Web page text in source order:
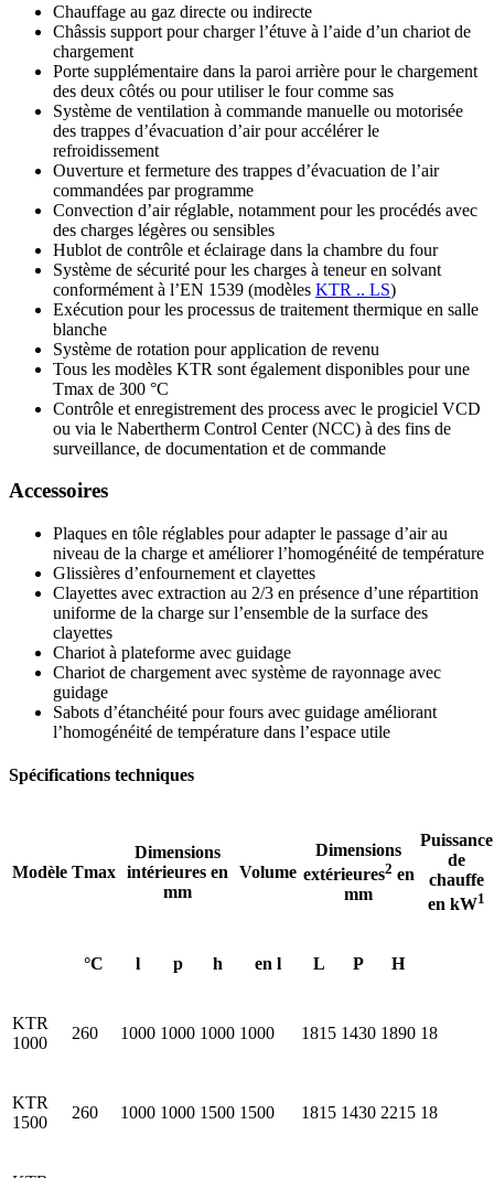
Chauffage au gaz directe ou indirecte
Châssis support pour charger l’étuve à l’aide d’un chariot de
chargement
Porte supplémentaire dans la paroi arrière pour le chargement
des deux côtés ou pour utiliser le four comme sas
Système de ventilation à commande manuelle ou motorisée
des trappes d’évacuation d’air pour accélérer le
refroidissement
Ouverture et fermeture des trappes d’évacuation de l’air
commandées par programme
Convection d’air réglable, notamment pour les procédés avec
des charges légères ou sensibles
Hublot de contrôle et éclairage dans la chambre du four
Système de sécurité pour les charges à teneur en solvant
conformément à l’EN 1539 (modèles KTR .. LS)
Exécution pour les processus de traitement thermique en salle
blanche
Système de rotation pour application de revenu
Tous les modèles KTR sont également disponibles pour une
Tmax de 300 °C
Contrôle et enregistrement des process avec le progiciel VCD
ou via le Nabertherm Control Center (NCC) à des fins de
surveillance, de documentation et de commande
Accessoires
Plaques en tôle réglables pour adapter le passage d’air au
niveau de la charge et améliorer l’homogénéité de température
Glissières d’enfournement et clayettes
Clayettes avec extraction au 2/3 en présence d’une répartition
uniforme de la charge sur l’ensemble de la surface des
clayettes
Chariot à plateforme avec guidage
Chariot de chargement avec système de rayonnage avec
guidage
Sabots d’étanchéité pour fours avec guidage améliorant
l’homogénéité de température dans l’espace utile
Spécifications techniques
Modèle Tmax
Dimensions
intérieures en
mm
Volume
Dimensions
extérieures2 en
mm
Puissance
de
chauffe
en kW1
°C l p h en l L P H
KTR
1000
260 1000 1000 1000 1000 1815 1430 1890 18
KTR
1500
260 1000 1000 1500 1500 1815 1430 2215 18